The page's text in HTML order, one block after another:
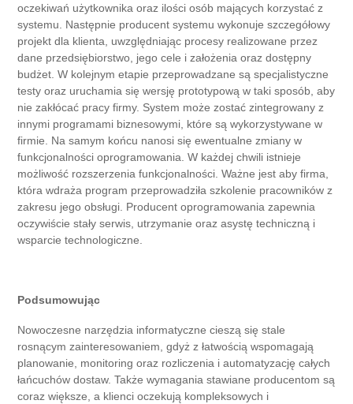
oczekiwań użytkownika oraz ilości osób mających korzystać z
systemu. Następnie producent systemu wykonuje szczegółowy
projekt dla klienta, uwzględniając procesy realizowane przez
dane przedsiębiorstwo, jego cele i założenia oraz dostępny
budżet. W kolejnym etapie przeprowadzane są specjalistyczne
testy oraz uruchamia się wersję prototypową w taki sposób, aby
nie zakłócać pracy firmy. System może zostać zintegrowany z
innymi programami biznesowymi, które są wykorzystywane w
firmie. Na samym końcu nanosi się ewentualne zmiany w
funkcjonalności oprogramowania. W każdej chwili istnieje
możliwość rozszerzenia funkcjonalności. Ważne jest aby firma,
która wdraża program przeprowadziła szkolenie pracowników z
zakresu jego obsługi. Producent oprogramowania zapewnia
oczywiście stały serwis, utrzymanie oraz asystę techniczną i
wsparcie technologiczne.
Podsumowując
Nowoczesne narzędzia informatyczne cieszą się stale
rosnącym zainteresowaniem, gdyż z łatwością wspomagają
planowanie, monitoring oraz rozliczenia i automatyzację całych
łańcuchów dostaw. Także wymagania stawiane producentom są
coraz większe, a klienci oczekują kompleksowych i